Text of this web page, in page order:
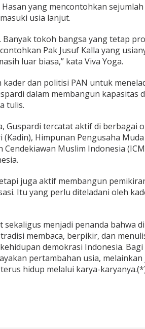
yang mencontohkan
usia lanjut.
Banyak tokoh bangsa yang tetap
Pak Jusuf Kalla yang
luar biasa,” kata Viva Yoga.
dan politisi PAN untuk
dalam membangun kapasitas
tulis.
Guspardi tercatat aktif di berbagai
Himpunan Pengusaha
Muslim Indonesia
juga aktif membangun
Itu yang perlu diteladani oleh
menjadi penanda bahwa
membaca, berpikir, dan
demokrasi Indonesia.
pertambahan usia, melainkan
hidup melalui karya-